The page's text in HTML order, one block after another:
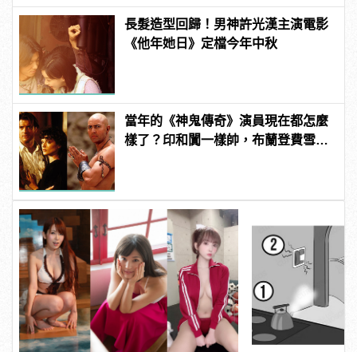
長髮造型回歸！男神許光漢主演電影
《他年她日》定檔今年中秋
當年的《神鬼傳奇》演員現在都怎麼
樣了？印和闐一樣帥，布蘭登費雪大